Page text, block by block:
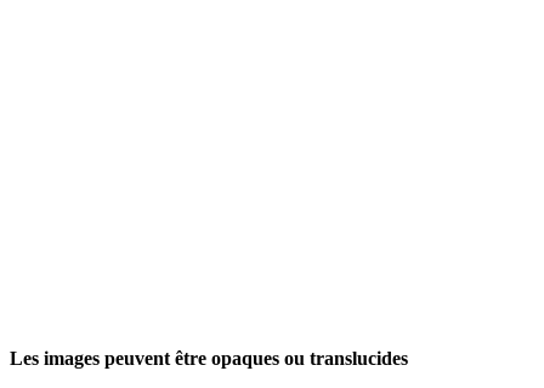
Les images peuvent être opaques ou translucides